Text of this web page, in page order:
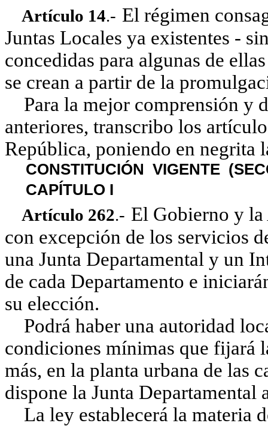
Artículo 14.- El régimen
Juntas Locales ya existentes -
concedidas para algunas de
se crean a partir de la
Para la mejor comprensión y
anteriores, transcribo los
República, poniendo en negrita
CONSTITUCIÓN VIGENTE
CAPÍTULO I
Artículo 262.- El Gobierno y
con excepción de los servicios
una Junta Departamental y un
de cada Departamento e
su elección.
Podrá haber una autoridad
condiciones mínimas que fijará
más, en la planta urbana de las
dispone la Junta
La ley establecerá la materia